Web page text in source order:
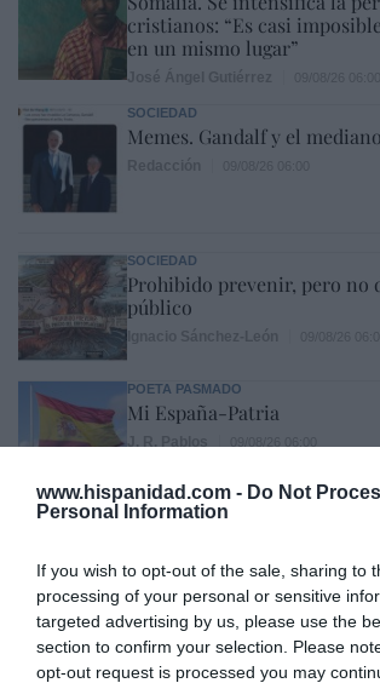
www.hispanidad.com - Do Not
Personal Information
If you wish to opt-out of the sale, sharing to
processing of your personal or sensitive
targeted advertising by us, please use the
section to confirm your selection. Please
opt-out request is processed you may
cristianos: “Es casi
en un mismo lugar”
SOCIEDAD
Memes. Gandalf y el mediano
SOCIEDAD
Prohibido prevenir, pero no
público
POETA PASMADO
Mi España-Patria
Primarias presidenciales
icono LGTBIQ+ Pete
escena y lo hace con las
Biden
Ignacio Aguirre